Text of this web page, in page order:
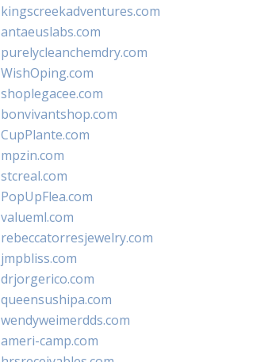
kingscreekadventures.com
antaeuslabs.com
purelycleanchemdry.com
WishOping.com
shoplegacee.com
bonvivantshop.com
CupPlante.com
mpzin.com
stcreal.com
PopUpFlea.com
valueml.com
rebeccatorresjewelry.com
jmpbliss.com
drjorgerico.com
queensushipa.com
wendyweimerdds.com
ameri-camp.com